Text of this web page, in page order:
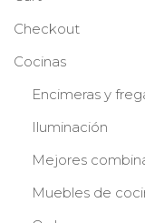
Checkout
Cocinas
Encimeras y
Iluminación
Mejores
Muebles de